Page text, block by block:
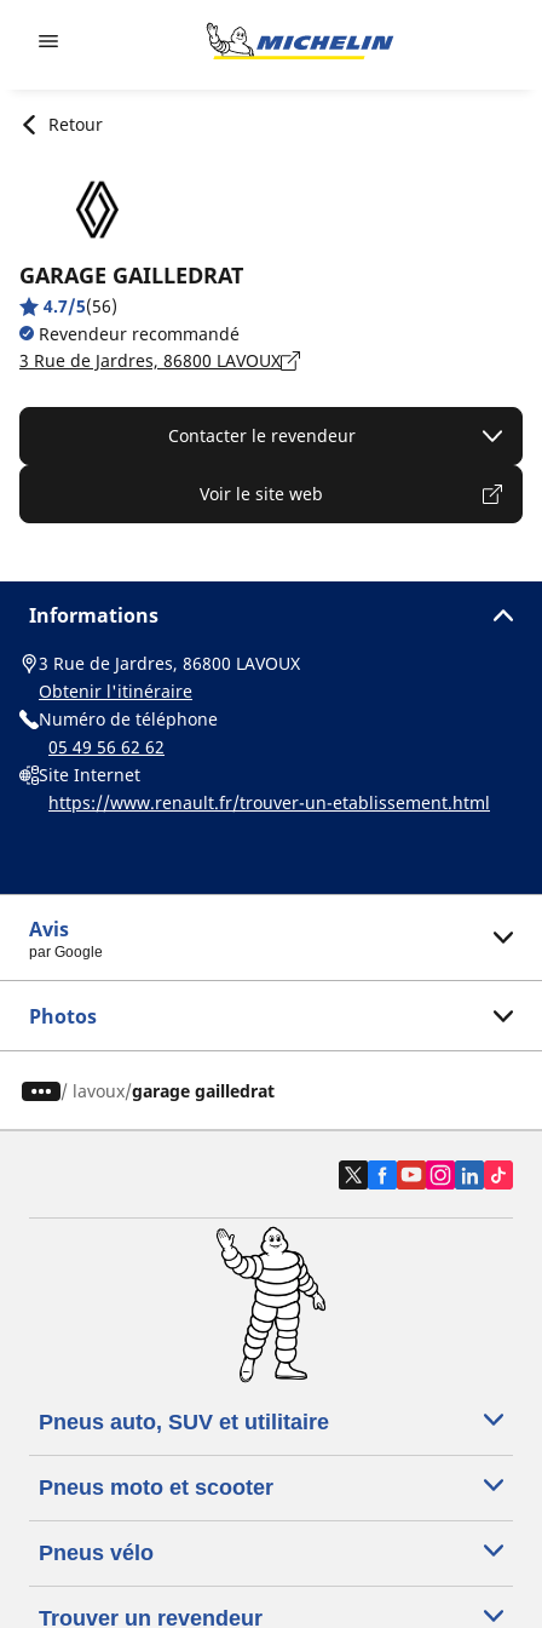
Retour
GARAGE GAILLEDRAT
4.7/5(56)
Revendeur recommandé
3 Rue de Jardres, 86800 LAVOUX
Contacter le revendeur
Voir le site web
Informations
3 Rue de Jardres, 86800 LAVOUX
Obtenir l'itinéraire
Numéro de téléphone
05 49 56 62 62
Site Internet
https://www.renault.fr/trouver-un-etablissement.html
Avis
par Google
Photos
/ lavoux garage gailledrat
Pneus auto, SUV et utilitaire
Pneus moto et scooter
Pneus vélo
Trouver un revendeur